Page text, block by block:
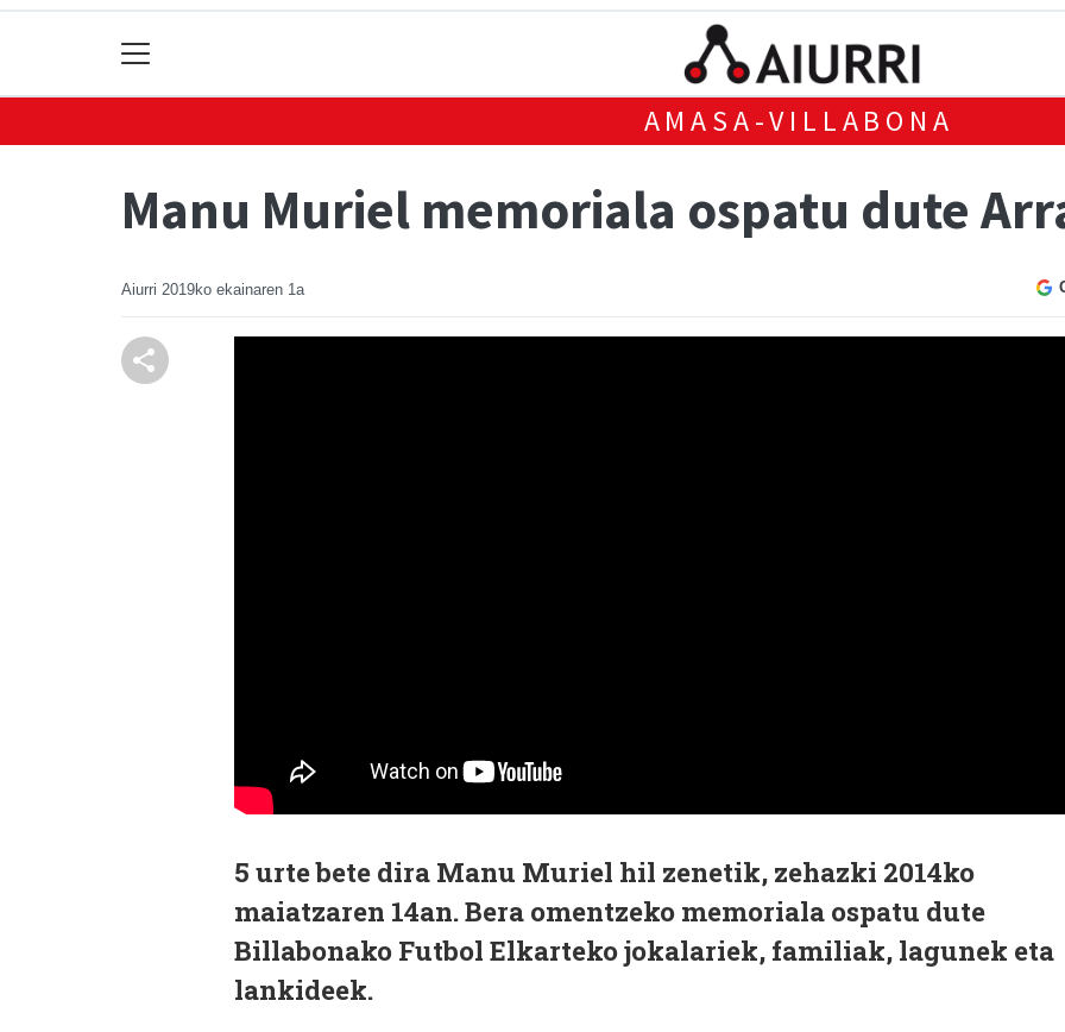
AMASA-VILLABONA
Manu Muriel memoriala ospatu dute
Aiurri 2019ko ekainaren 1a
5 urte bete dira Manu Muriel hil zenetik, zehazki 2014ko
maiatzaren 14an. Bera omentzeko memoriala ospatu dute
Billabonako Futbol Elkarteko jokalariek, familiak, lagunek eta
lankideek.